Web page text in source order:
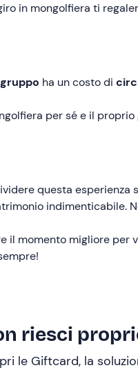
in mongolfiera ti
ha un costo di
per sé e il
questa
indimenticabile.
il momento migliore
riesci
le Giftcard, la